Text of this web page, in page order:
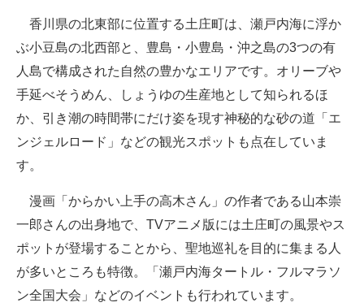
香川県の北東部に位置する土庄町は、瀬戸内海に浮か
ぶ小豆島の北西部と、豊島・小豊島・沖之島の3つの有
人島で構成された自然の豊かなエリアです。オリーブや
手延べそうめん、しょうゆの生産地として知られるほ
か、引き潮の時間帯にだけ姿を現す神秘的な砂の道「エ
ンジェルロード」などの観光スポットも点在していま
す。
漫画「からかい上手の高木さん」の作者である山本崇
一郎さんの出身地で、TVアニメ版には土庄町の風景やス
ポットが登場することから、聖地巡礼を目的に集まる人
が多いところも特徴。「瀬戸内海タートル・フルマラソ
ン全国大会」などのイベントも行われています。